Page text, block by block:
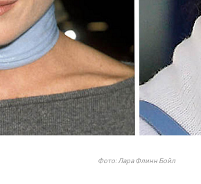
Фото: Лара Флинн Бойл